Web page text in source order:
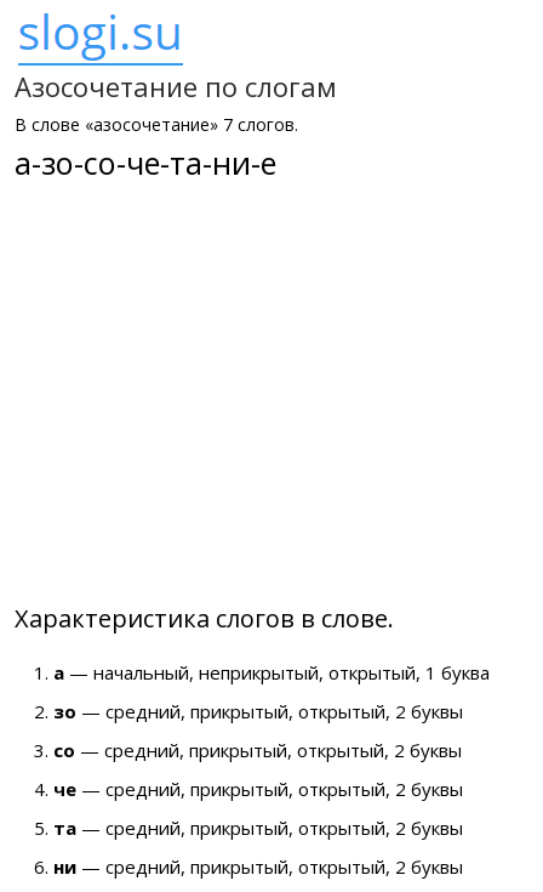
Азосочетание по слогам
В слове «азосочетание» 7 слогов.
а-зо-со-че-та-ни-е
Характеристика слогов в слове.
а — начальный, неприкрытый, открытый, 1 буква
зо — средний, прикрытый, открытый, 2 буквы
со — средний, прикрытый, открытый, 2 буквы
че — средний, прикрытый, открытый, 2 буквы
та — средний, прикрытый, открытый, 2 буквы
ни — средний, прикрытый, открытый, 2 буквы